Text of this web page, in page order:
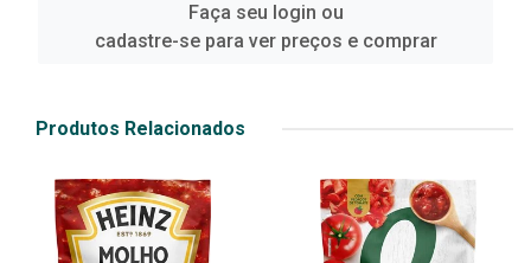
Faça seu login ou
cadastre-se para ver preços e comprar
Produtos Relacionados